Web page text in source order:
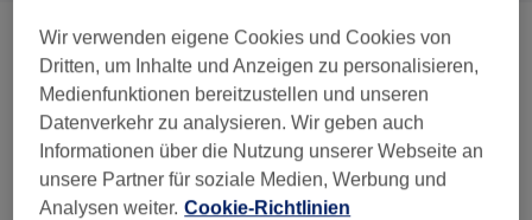
Gesichtsbehandlungen (16) ab 49 €
Massagen (5) ab 18 €
Wimpernverlängerung &
Wimpernlifting
ab 69 €
Wir verwenden eigene Cookies und Cookies von
Dritten, um Inhalte und Anzeigen zu personalisieren,
Medienfunktionen bereitzustellen und unseren
Datenverkehr zu analysieren. Wir geben auch
Informationen über die Nutzung unserer Webseite an
unsere Partner für soziale Medien, Werbung und
Analysen weiter. Cookie-Richtlinien